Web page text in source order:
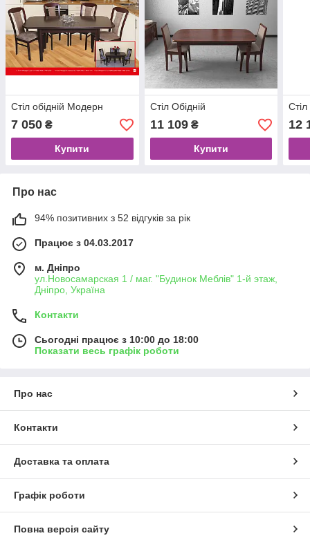
Стіл обідній Модерн
7 050 ₴
Купити
Стіл Обідній
11 109₴
Купити
12
Про нас
94% позитивних з 52 відгуків за рік
Працює з 04.03.2017
м. Дніпро
ул.Новосамарская 1 / маг. "Будинок Меблiв" 1-й этаж,
Дніпро, Україна
Контакти
Сьогодні працює з 10:00 до 18:00
Показати весь графік роботи
Про нас
Контакти
Доставка та оплата
Графік роботи
Повна версія сайту